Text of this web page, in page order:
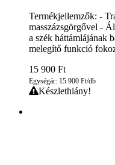
Termékjellemzők: -
masszázsgörgővel -
a szék háttámlájának
melegítő funkció
15 900 Ft
Egységár: 15 900 Ft/db
Készlethiány!